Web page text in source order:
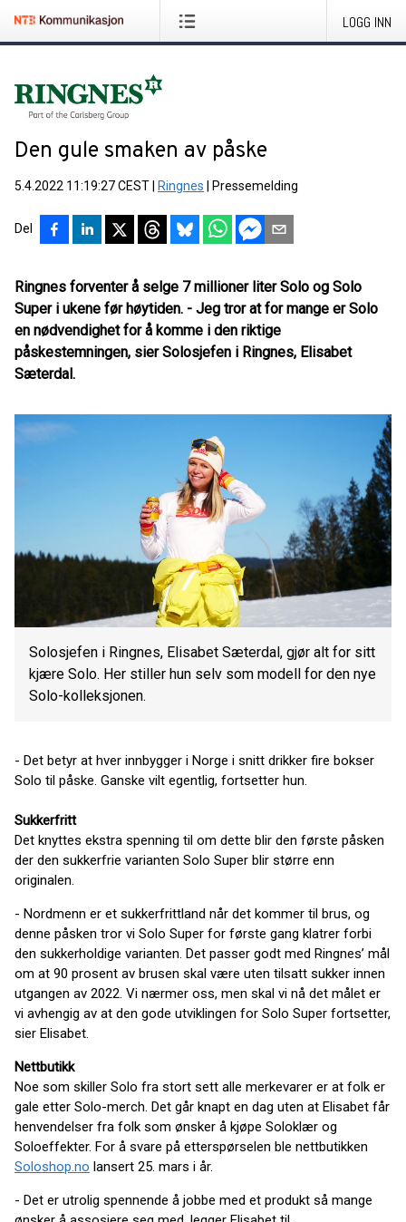
LOGG INN
Den gule smaken av påske
5.4.2022 11:19:27 CEST Ringnes Pressemelding
Del
Ringnes forventer å selge 7 millioner liter Solo og Solo
Super i ukene før høytiden. - Jeg tror at for mange er Solo
en nødvendighet for å komme i den riktige
påskestemningen, sier Solosjefen i Ringnes, Elisabet
Sæterdal.
Solosjefen i Ringnes, Elisabet Sæterdal, gjør alt for sitt
kjære Solo. Her stiller hun selv som modell for den nye
Solo-kolleksjonen.
- Det betyr at hver innbygger i Norge i snitt drikker fire bokser
Solo til påske. Ganske vilt egentlig, fortsetter hun.
Sukkerfritt
Det knyttes ekstra spenning til om dette blir den første påsken
der den sukkerfrie varianten Solo Super blir større enn
originalen.
- Nordmenn er et sukkerfrittland når det kommer til brus, og
denne påsken tror vi Solo Super for første gang klatrer forbi
den sukkerholdige varianten. Det passer godt med Ringnes’ mål
om at 90 prosent av brusen skal være uten tilsatt sukker innen
utgangen av 2022. Vi nærmer oss, men skal vi nå det målet er
vi avhengig av at den gode utviklingen for Solo Super fortsetter,
sier Elisabet.
Nettbutikk
Noe som skiller Solo fra stort sett alle merkevarer er at folk er
gale etter Solo-merch. Det går knapt en dag uten at Elisabet får
henvendelser fra folk som ønsker å kjøpe Soloklær og
Soloeffekter. For å svare på etterspørselen ble nettbutikken
Soloshop.no lansert 25. mars i år.
- Det er utrolig spennende å jobbe med et produkt så mange